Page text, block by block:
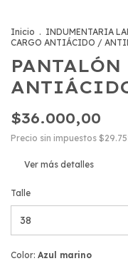
Inicio . INDUMENTARIA
CARGO ANTIÁCIDO /
PANTALÓN
$36.000,00
Precio sin impuestos
Ver más detalles
Talle
Color: Azul marino